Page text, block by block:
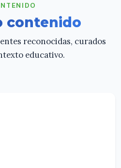
contenido
reconocidas, curados
educativo.